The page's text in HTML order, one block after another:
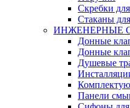
Скребки
Стаканы
ИНЖЕНЕРНЫЕ
Донные
Донные
Душевые
Панели